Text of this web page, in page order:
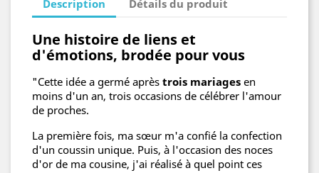
Description Détails du produit
Une histoire de liens et
d'émotions, brodée pour vous
"Cette idée a germé après trois mariages en
moins d'un an, trois occasions de célébrer l'amour
de proches.
La première fois, ma sœur m'a confié la confection
d'un coussin unique. Puis, à l'occasion des noces
d'or de ma cousine, j'ai réalisé à quel point ces